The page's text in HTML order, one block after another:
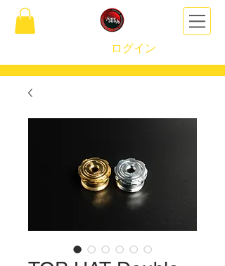
ログイン